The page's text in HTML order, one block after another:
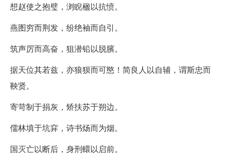
想赵使之抱璧，浏睨楹以抗愤。
燕图穷而荆发，纷绝袖而自引。
筑声厉而高奋，狙潜铅以脱臏。
据天位其若兹，亦狼狈而可愍！简良人以自辅，谓斯忠而
鞅贤。
寄苛制于捐灰，矫扶苏于朔边。
儒林填于坑穽，诗书炀而为烟。
国灭亡以断后，身刑轘以启前。